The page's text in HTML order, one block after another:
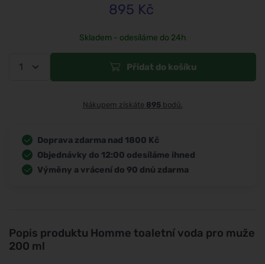
Popis produktu Homme toaletní voda pro muže
200 ml
895 Kč
Skladem - odesíláme do 24h
Přidat do košíku
Nákupem získáte 895bodů.
Doprava zdarma nad 1800 Kč
Objednávky do 12:00 odesíláme ihned
Výměny a vrácení do 90 dnů zdarma